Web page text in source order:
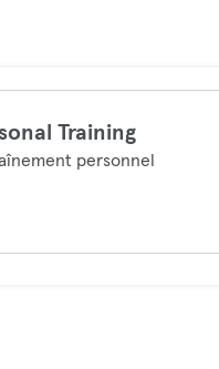
Training
personnel